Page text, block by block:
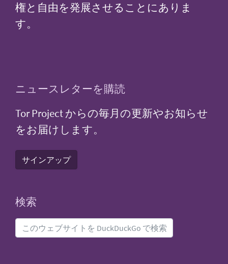
権と自由を発展させることにありま
す。
ニュースレターを購読
Tor Project からの毎月の更新やお知らせ
をお届けします。
サインアップ
検索